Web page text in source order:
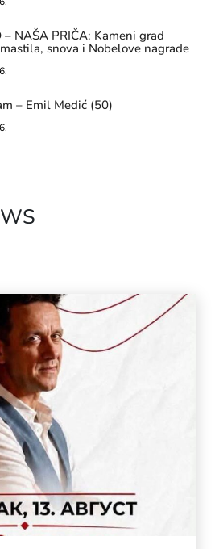
– NAŠA PRIČA: Kameni grad
snova i Nobelove nagrade
– Emil Medić (50)